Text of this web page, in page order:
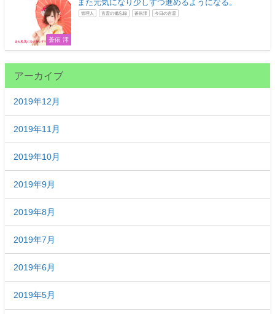
蒼依 澪
また元気になり少しずつ進めるようになる。
管理人 言霊の備忘録 蒼依澪 今日の言霊
アーカイブ
2019年12月
2019年11月
2019年10月
2019年9月
2019年8月
2019年7月
2019年6月
2019年5月